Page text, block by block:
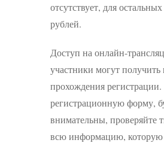
отсутствует, для
рублей.
Доступ на онлайн-
участники могут получить
прохождения
регистрационную форму,
внимательны, проверяйте
всю информацию, которую